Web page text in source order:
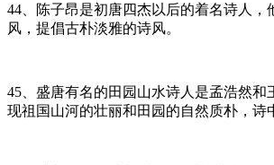
44、陈子昂是初唐四杰以后的着名诗人，
风，提倡古朴淡雅的诗风。
45、盛唐有名的田园山水诗人是孟浩然和
现祖国山河的壮丽和田园的自然质朴，诗